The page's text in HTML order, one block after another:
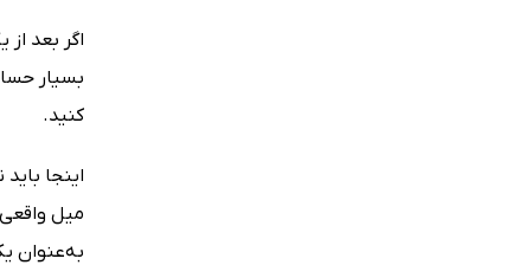
اگر بعد
بسیار
کنید.
اینجا
میل
به‌عنوان